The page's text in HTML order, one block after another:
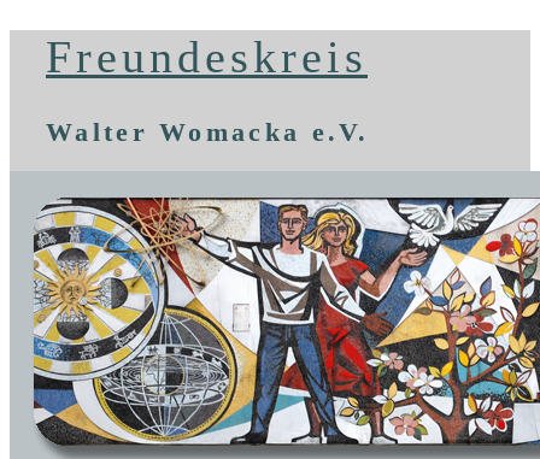
Freundeskreis
Walter Womacka e.V.